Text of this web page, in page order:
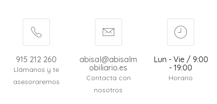
915 212 260
Llámanos y te
asesoraremos
abisal@abisalm
obiliario.es
Contacta con
nosotros
Lun - Vie / 9:00
- 19:00
Horario